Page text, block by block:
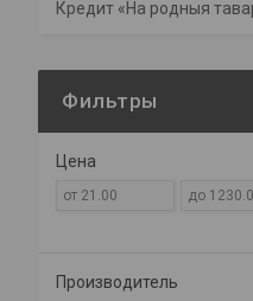
Кредит «На родныя
Фильтры
Цена
Производитель